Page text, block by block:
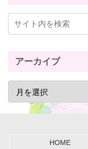
アーカイブ
HOME